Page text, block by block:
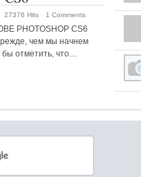
27376 Hits 1 Comments
PHOTOSHOP CS6
чем мы начнем
бы отметить, что…